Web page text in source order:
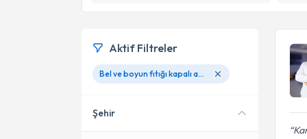
Aktif Filtreler
Bel ve boyun fıtığı kapalı ameliyatları
Şehir